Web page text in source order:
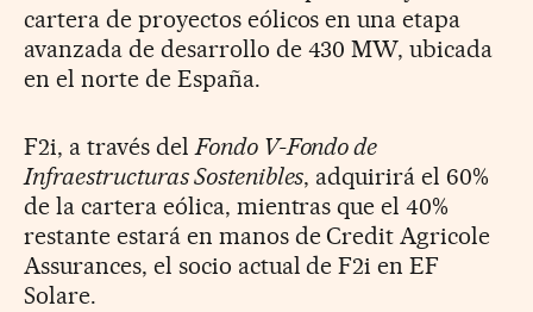
cartera de proyectos eólicos en una etapa
avanzada de desarrollo de 430 MW, ubicada
en el norte de España.
F2i, a través delFondo V-Fondo de
Infraestructuras Sostenibles, adquirirá el 60%
de la cartera eólica, mientras que el 40%
restante estará en manos de Credit Agricole
Assurances, el socio actual de F2i en EF
Solare.